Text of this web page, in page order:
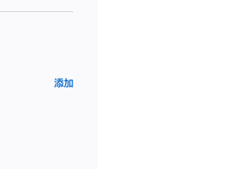
添加AppleCare+